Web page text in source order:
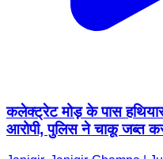
कलेक्ट्रेट मोड़ के पास हथियार
आरोपी, पुलिस ने चाकू जब्त